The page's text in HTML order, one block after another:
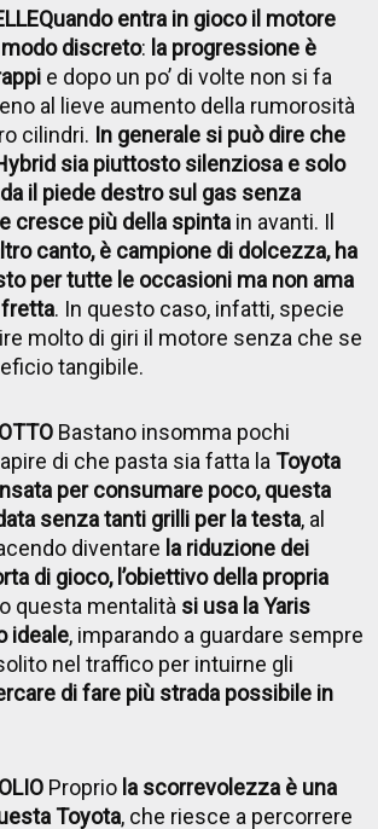
Quando entra in gioco il motore
discreto: la progressione è
e dopo un po’ di volte non si fa
al lieve aumento della rumorosità
cilindri. In generale si può dire che
sia piuttosto silenziosa e solo
il piede destro sul gas senza
cresce più della spinta in avanti. Il
canto, è campione di dolcezza, ha
per tutte le occasioni ma non ama
. In questo caso, infatti, specie
molto di giri il motore senza che se
tangibile.
Bastano insomma pochi
di che pasta sia fatta laToyota
per consumare poco, questa
senza tanti grilli per la testa, al
diventare la riduzione dei
di gioco, l’obiettivo della propria
questa mentalità si usa la Yaris
ideale, imparando a guardare sempre
nel traffico per intuirne gli
di fare più strada possibile in
Proprio la scorrevolezza è una
Toyota, che riesce a percorrere